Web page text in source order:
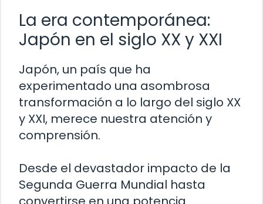
La era contemporánea:
Japón en el siglo XX y XXI
Japón, un país que ha
experimentado una asombrosa
transformación a lo largo del siglo XX
y XXI, merece nuestra atención y
comprensión.
Desde el devastador impacto de la
Segunda Guerra Mundial hasta